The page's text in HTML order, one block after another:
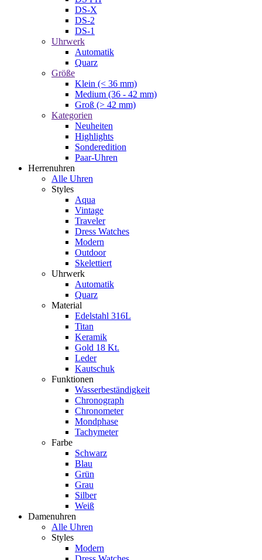
DS-X
DS-2
DS-1
Uhrwerk
Automatik
Quarz
Größe
Klein (< 36 mm)
Medium (36 - 42 mm)
Groß (> 42 mm)
Kategorien
Neuheiten
Highlights
Sonderedition
Paar-Uhren
Herrenuhren
Alle Uhren
Styles
Aqua
Vintage
Traveler
Dress Watches
Modern
Outdoor
Skelettiert
Uhrwerk
Automatik
Quarz
Material
Edelstahl 316L
Titan
Keramik
Gold 18 Kt.
Leder
Kautschuk
Funktionen
Wasserbeständigkeit
Chronograph
Chronometer
Mondphase
Tachymeter
Farbe
Schwarz
Blau
Grün
Grau
Silber
Weiß
Damenuhren
Alle Uhren
Styles
Modern